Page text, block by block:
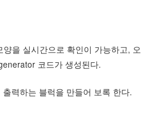
을 실시간으로 확인이 가능하고, 오
코드가 생성된다.
력하는 블럭을 만들어 보록 한다.